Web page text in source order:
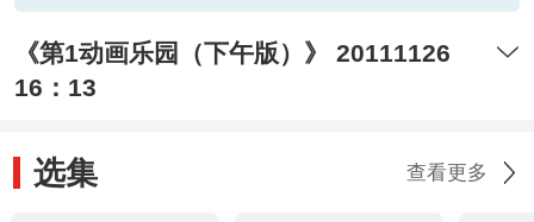
《第1动画乐园（下午版）》 20111126
16：13
选集 查看更多